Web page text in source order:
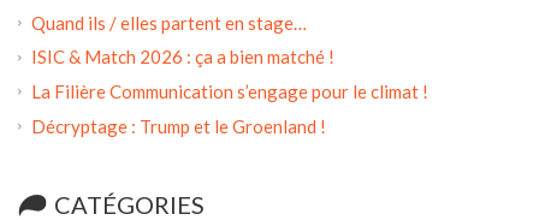
Quand ils / elles partent en stage…
ISIC & Match 2026 : ça a bien matché !
La Filière Communication s’engage pour le climat !
Décryptage : Trump et le Groenland !
CATÉGORIES